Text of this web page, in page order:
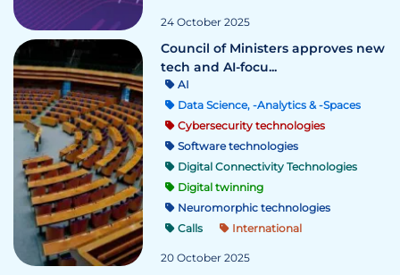
24 October 2025
Council of Ministers approves new
tech and AI-focu...
AI
Data Science, -Analytics & -Spaces
Cybersecurity technologies
Software technologies
Digital Connectivity Technologies
Digital twinning
Neuromorphic technologies
Calls
International
20 October 2025